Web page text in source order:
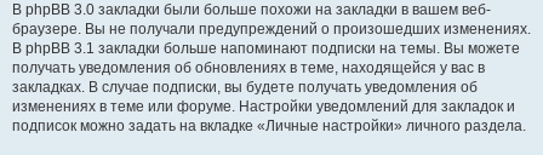
В phpBB 3.0 закладки были больше похожи на закладки в вашем веб-
браузере. Вы не получали предупреждений о произошедших изменениях.
В phpBB 3.1 закладки больше напоминают подписки на темы. Вы можете
получать уведомления об обновлениях в теме, находящейся у вас в
закладках. В случае подписки, вы будете получать уведомления об
изменениях в теме или форуме. Настройки уведомлений для закладок и
подписок можно задать на вкладке «Личные настройки» личного раздела.